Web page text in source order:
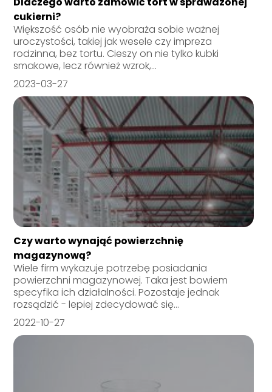
cukierni?
Większość osób nie wyobraża sobie ważnej
uroczystości, takiej jak wesele czy impreza
rodzinna, bez tortu. Cieszy on nie tylko kubki
smakowe, lecz również wzrok,...
2023-03-27
Czy warto wynająć powierzchnię
magazynową?
Wiele firm wykazuje potrzebę posiadania
powierzchni magazynowej. Taka jest bowiem
specyfika ich działalności. Pozostaje jednak
rozsądzić - lepiej zdecydować się...
2022-10-27